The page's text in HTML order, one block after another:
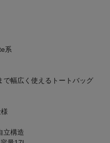
系
で幅広く使えるトートバッグ
立構造